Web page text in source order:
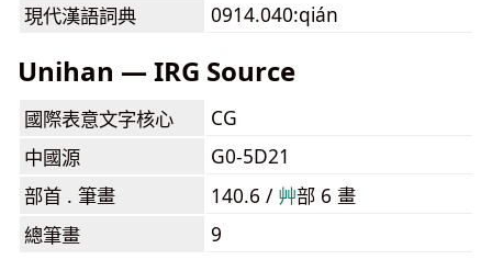
現代漢語詞典
0914.040:qián
Unihan — IRG Source
國際表意文字核心
CG
中國源
G0-5D21
部首 . 筆畫
140.6 / ⾋部 6 畫
總筆畫
9